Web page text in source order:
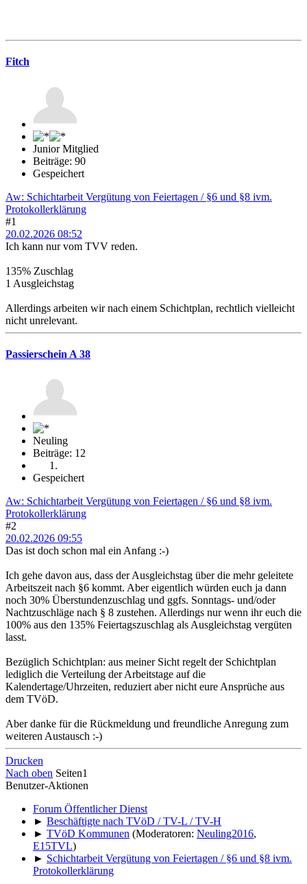
Fitch
Junior Mitglied
Beiträge: 90
Gespeichert
Aw: Schichtarbeit Vergütung von Feiertagen / §6 und §8 ivm.
Protokollerklärung
#1
20.02.2026 08:52
Ich kann nur vom TVV reden.
135% Zuschlag
1 Ausgleichstag
Allerdings arbeiten wir nach einem Schichtplan, rechtlich vielleicht
nicht unrelevant.
Passierschein A 38
Neuling
Beiträge: 12
Gespeichert
Aw: Schichtarbeit Vergütung von Feiertagen / §6 und §8 ivm.
Protokollerklärung
#2
20.02.2026 09:55
Das ist doch schon mal ein Anfang :-)
Ich gehe davon aus, dass der Ausgleichstag über die mehr geleitete
Arbeitszeit nach §6 kommt. Aber eigentlich würden euch ja dann
noch 30% Überstundenzuschlag und ggfs. Sonntags- und/oder
Nachtzuschläge nach § 8 zustehen. Allerdings nur wenn ihr euch die
100% aus den 135% Feiertagszuschlag als Ausgleichstag vergüten
lasst.
Bezüglich Schichtplan: aus meiner Sicht regelt der Schichtplan
lediglich die Verteilung der Arbeitstage auf die
Kalendertage/Uhrzeiten, reduziert aber nicht eure Ansprüche aus
dem TVöD.
Aber danke für die Rückmeldung und freundliche Anregung zum
weiteren Austausch :-)
Drucken
Nach oben Seiten1
Benutzer-Aktionen
Forum Öffentlicher Dienst
► Beschäftigte nach TVöD / TV-L / TV-H
► TVöD Kommunen (Moderatoren: Neuling2016,
E15TVL)
► Schichtarbeit Vergütung von Feiertagen / §6 und §8 ivm.
Protokollerklärung